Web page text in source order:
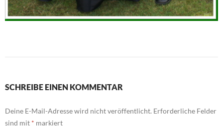
SCHREIBE EINEN KOMMENTAR
Deine E-Mail-Adresse wird nicht veröffentlicht. Erforderliche Felder
sind mit * markiert